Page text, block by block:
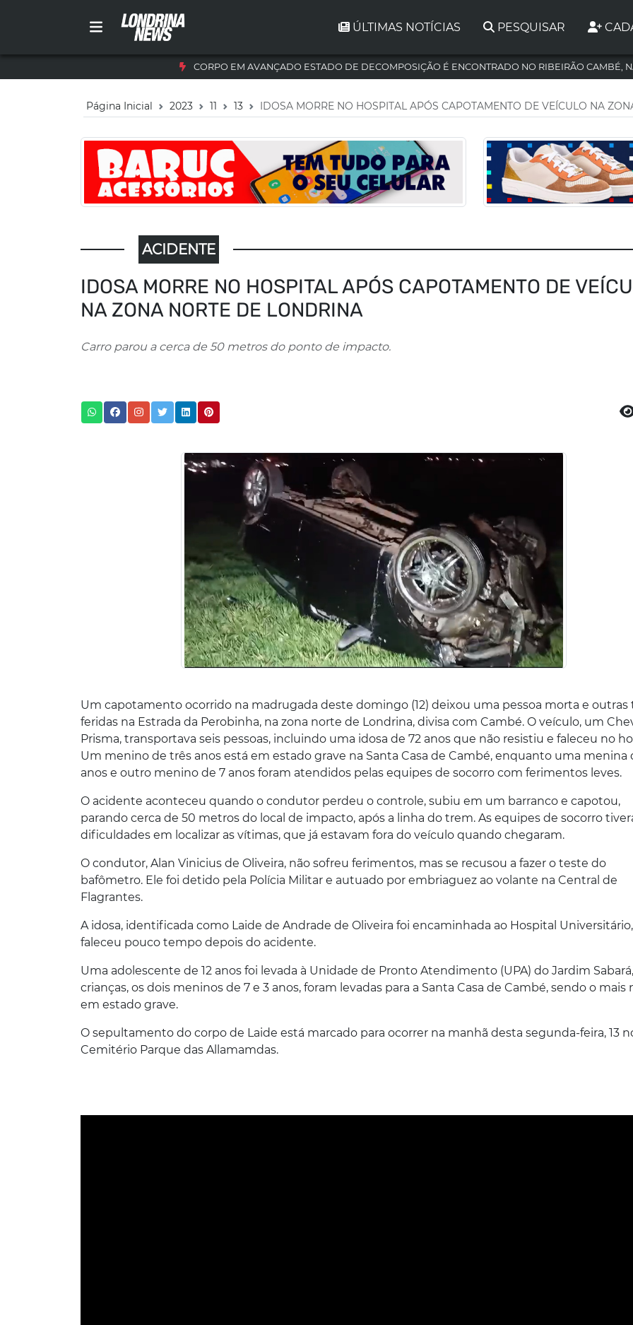
ÚLTIMAS NOTÍCIAS PESQUISAR
CORPO EM AVANÇADO ESTADO DE DECOMPOSIÇÃO É ENCONTRADO NO RIBEIRÃO CAMBÉ,
Página Inicial 2023 11 13 IDOSA MORRE NO HOSPITAL APÓS CAPOTAMENTO DE VEÍCULO NA
ACIDENTE
IDOSA MORRE NO HOSPITAL APÓS CAPOTAMENTO DE
NA ZONA NORTE DE LONDRINA
Carro parou a cerca de 50 metros do ponto de impacto.
Um capotamento ocorrido na madrugada deste domingo (12) deixou uma pessoa morta e outras
feridas na Estrada da Perobinha, na zona norte de Londrina, divisa com Cambé. O veículo, um
Prisma, transportava seis pessoas, incluindo uma idosa de 72 anos que não resistiu e faleceu no
Um menino de três anos está em estado grave na Santa Casa de Cambé, enquanto uma menina
anos e outro menino de 7 anos foram atendidos pelas equipes de socorro com ferimentos leves.
O acidente aconteceu quando o condutor perdeu o controle, subiu em um barranco e capotou,
parando cerca de 50 metros do local de impacto, após a linha do trem. As equipes de socorro
dificuldades em localizar as vítimas, que já estavam fora do veículo quando chegaram.
O condutor, Alan Vinicius de Oliveira, não sofreu ferimentos, mas se recusou a fazer o teste do
bafômetro. Ele foi detido pela Polícia Militar e autuado por embriaguez ao volante na Central de
Flagrantes.
A idosa, identificada como Laide de Andrade de Oliveira foi encaminhada ao Hospital
faleceu pouco tempo depois do acidente.
Uma adolescente de 12 anos foi levada à Unidade de Pronto Atendimento (UPA) do Jardim
crianças, os dois meninos de 7 e 3 anos, foram levadas para a Santa Casa de Cambé, sendo o mais
em estado grave.
O sepultamento do corpo de Laide está marcado para ocorrer na manhã desta segunda-feira, 13
Cemitério Parque das Allamamdas.